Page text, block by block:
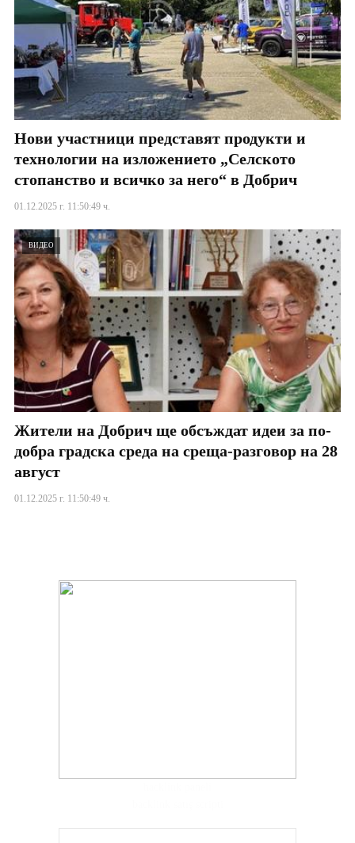
Нови участници представят продукти и
технологии на изложението „Селското
стопанство и всичко за него“ в Добрич
01.12.2025 г. 11:50:49 ч.
ВИДЕО
Жители на Добрич ще обсъждат идеи за по-
добра градска среда на среща-разговор на 28
август
01.12.2025 г. 11:50:49 ч.